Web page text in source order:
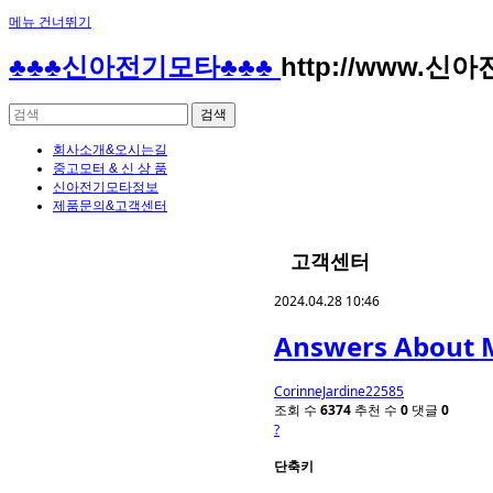
메뉴 건너뛰기
♣♣♣신아전기모타♣♣♣ http://www.신아
회사소개&오시는길
중고모터 & 신 상 품
신아전기모타정보
제품문의&고객센터
고객센터
2024.04.28 10:46
Answers About
CorinneJardine22585
조회 수 6374 추천 수 0 댓글 0
?
단축키